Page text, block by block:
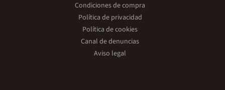
Condiciones de compra
Política de privacidad
Política de cookies
Canal de denuncias
Aviso legal